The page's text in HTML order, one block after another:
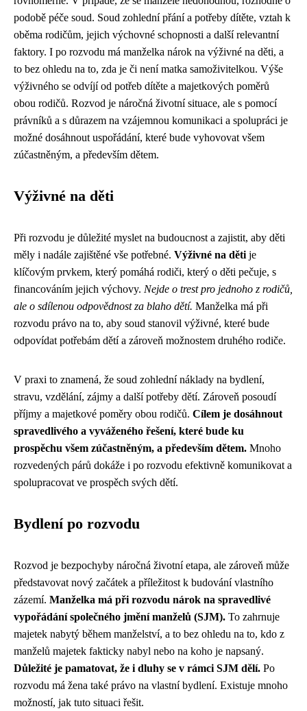
podobě péče soud. Soud zohlední přání a potřeby dítěte, vztah k
oběma rodičům, jejich výchovné schopnosti a další relevantní
faktory. I po rozvodu má manželka nárok na výživné na děti, a
to bez ohledu na to, zda je či není matka samoživitelkou. Výše
výživného se odvíjí od potřeb dítěte a majetkových poměrů
obou rodičů. Rozvod je náročná životní situace, ale s pomocí
právníků a s důrazem na vzájemnou komunikaci a spolupráci je
možné dosáhnout uspořádání, které bude vyhovovat všem
zúčastněným, a především dětem.
Výživné na děti
Při rozvodu je důležité myslet na budoucnost a zajistit, aby děti
měly i nadále zajištěné vše potřebné. Výživné na děti je
klíčovým prvkem, který pomáhá rodiči, který o děti pečuje, s
financováním jejich výchovy. Nejde o trest pro jednoho z rodičů,
ale o sdílenou odpovědnost za blaho dětí. Manželka má při
rozvodu právo na to, aby soud stanovil výživné, které bude
odpovídat potřebám dětí a zároveň možnostem druhého rodiče.
V praxi to znamená, že soud zohlední náklady na bydlení,
stravu, vzdělání, zájmy a další potřeby dětí. Zároveň posoudí
příjmy a majetkové poměry obou rodičů. Cílem je dosáhnout
spravedlivého a vyváženého řešení, které bude ku
prospěchu všem zúčastněným, a především dětem. Mnoho
rozvedených párů dokáže i po rozvodu efektivně komunikovat a
spolupracovat ve prospěch svých dětí.
Bydlení po rozvodu
Rozvod je bezpochyby náročná životní etapa, ale zároveň může
představovat nový začátek a příležitost k budování vlastního
zázemí. Manželka má při rozvodu nárok na spravedlivé
vypořádání společného jmění manželů (SJM). To zahrnuje
majetek nabytý během manželství, a to bez ohledu na to, kdo z
manželů majetek fakticky nabyl nebo na koho je napsaný.
Důležité je pamatovat, že i dluhy se v rámci SJM dělí. Po
rozvodu má žena také právo na vlastní bydlení. Existuje mnoho
možností, jak tuto situaci řešit.